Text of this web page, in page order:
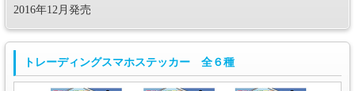
2016年12月発売
トレーディングスマホステッカー 全６種